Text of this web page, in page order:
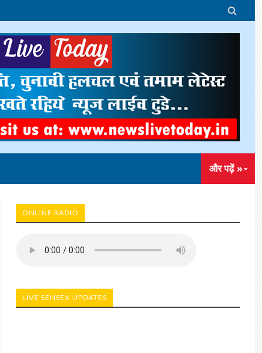

और पढ़ें »
ONLINE RADIO
LIVE SENSEX UPDATES